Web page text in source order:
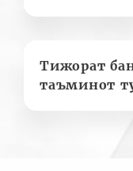
Тижорат
таъминот